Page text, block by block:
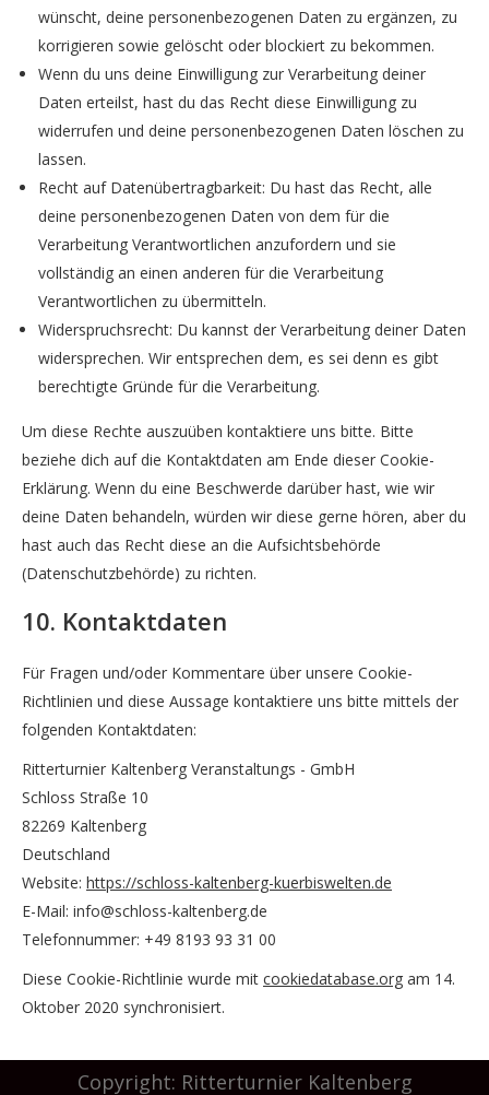
wünscht, deine personenbezogenen Daten zu ergänzen, zu
korrigieren sowie gelöscht oder blockiert zu bekommen.
Wenn du uns deine Einwilligung zur Verarbeitung deiner
Daten erteilst, hast du das Recht diese Einwilligung zu
widerrufen und deine personenbezogenen Daten löschen zu
lassen.
Recht auf Datenübertragbarkeit: Du hast das Recht, alle
deine personenbezogenen Daten von dem für die
Verarbeitung Verantwortlichen anzufordern und sie
vollständig an einen anderen für die Verarbeitung
Verantwortlichen zu übermitteln.
Widerspruchsrecht: Du kannst der Verarbeitung deiner Daten
widersprechen. Wir entsprechen dem, es sei denn es gibt
berechtigte Gründe für die Verarbeitung.
Um diese Rechte auszuüben kontaktiere uns bitte. Bitte
beziehe dich auf die Kontaktdaten am Ende dieser Cookie-
Erklärung. Wenn du eine Beschwerde darüber hast, wie wir
deine Daten behandeln, würden wir diese gerne hören, aber du
hast auch das Recht diese an die Aufsichtsbehörde
(Datenschutzbehörde) zu richten.
10. Kontaktdaten
Für Fragen und/oder Kommentare über unsere Cookie-
Richtlinien und diese Aussage kontaktiere uns bitte mittels der
folgenden Kontaktdaten:
Ritterturnier Kaltenberg Veranstaltungs - GmbH
Schloss Straße 10
82269 Kaltenberg
Deutschland
Website: https://schloss-kaltenberg-kuerbiswelten.de
E-Mail: info@schloss-kaltenberg.de
Telefonnummer: +49 8193 93 31 00
Diese Cookie-Richtlinie wurde mit cookiedatabase.org am 14.
Oktober 2020 synchronisiert.
Copyright: Ritterturnier Kaltenberg